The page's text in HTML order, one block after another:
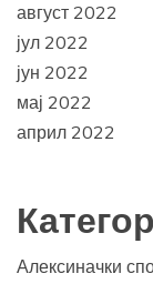
август 2022
јул 2022
јун 2022
мај 2022
април 2022
Алексиначки